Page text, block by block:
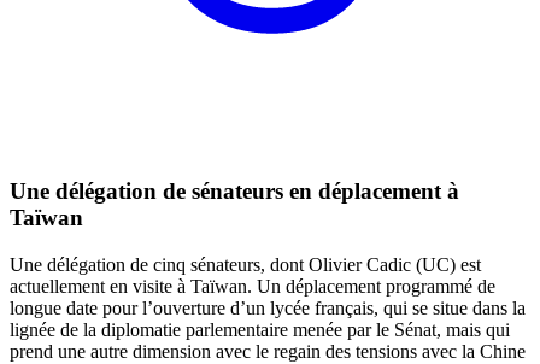
Une délégation de sénateurs en déplacement à
Taïwan
Une délégation de cinq sénateurs, dont Olivier Cadic (UC) est
actuellement en visite à Taïwan. Un déplacement programmé de
longue date pour l’ouverture d’un lycée français, qui se situe dans la
lignée de la diplomatie parlementaire menée par le Sénat, mais qui
prend une autre dimension avec le regain des tensions avec la Chine